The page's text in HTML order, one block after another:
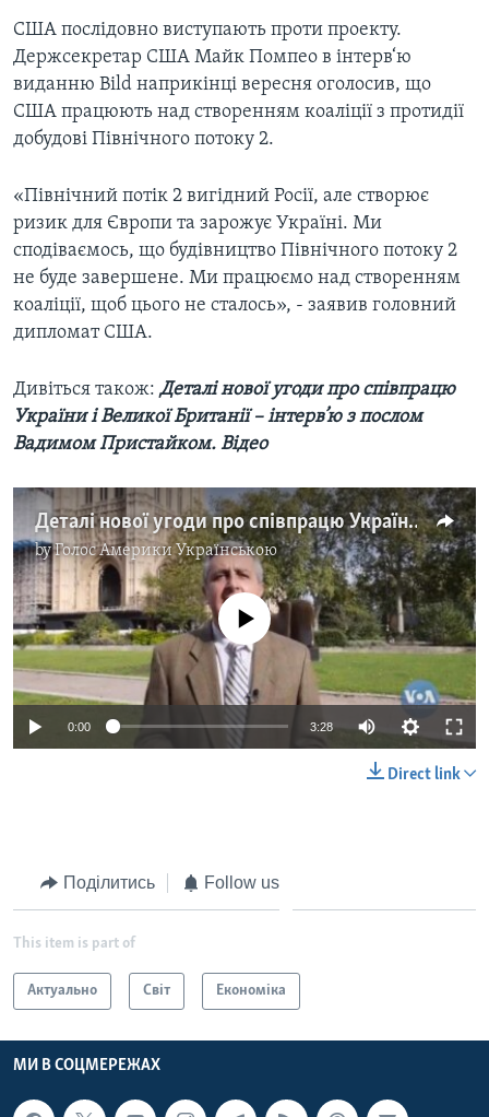
США послідовно виступають проти проекту.
Держсекретар США Майк Помпео в інтерв‘ю
виданню Bild наприкінці вересня оголосив, що
США працюють над створенням коаліції з протидії
добудові Північного потоку 2.
«Північний потік 2 вигідний Росії, але створює
ризик для Європи та зарожує Україні. Ми
сподіваємось, що будівництво Північного потоку 2
не буде завершене. Ми працюємо над створенням
коаліції, щоб цього не сталось», - заявив головний
дипломат США.
Дивіться також: Деталі нової угоди про співпрацю
України і Великої Британії – інтерв’ю з послом
Вадимом Пристайком. Відео
Деталі нової угоди про співпрацю України і Великої Британії – інтерв’ю з послом Вадимом Пристайком. Відео
byГолос Америки Українською
No media source currently available
0:00 3:28
Direct link
Поділитись Follow us
This item is part of
Актуально Світ Економіка
МИ В СОЦМЕРЕЖАХ